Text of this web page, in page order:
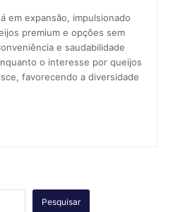
em expansão, impulsionado
premium e opções sem
e saudabilidade
o interesse por queijos
favorecendo a diversidade
Pesquisar